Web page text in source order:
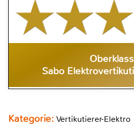
Sabo
Kategorie: Vertikutierer-Elektro